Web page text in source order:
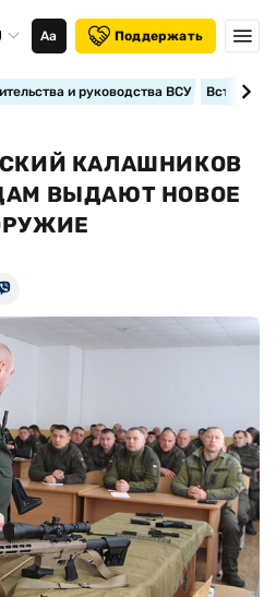
Аа Поддержать
и руководства ВСУ
КАЛАШНИКОВ
ВЫДАЮТ НОВОЕ